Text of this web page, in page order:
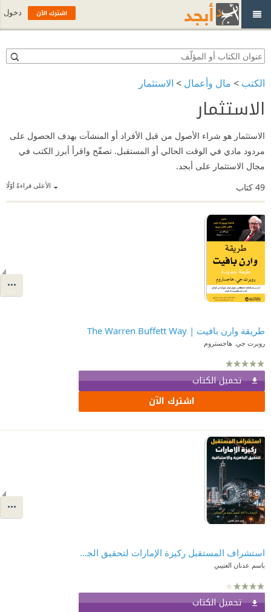
الكتب > مال وأعمال > الاستثمار
الاستثمار
الاستثمار هو شراء الأصول من قبل الأفراد أو المنشآت بهدف الحصول على
مردود مادي في الوقت الحالي أو المستقبل. تصفّح واقرأ أبرز الكتب في
مجال الاستثمار على أبجد.
الأعلى قراءةً أوّلًا 49 كتاب
طريقة وارن بافيت | The Warren Buffett Way
روبرت جي. هاجستروم
تحميل الكتاب
اشترك الآن
استشراف المستقبل ركيزة الإمارات لتحقيق الجاهزية والاستباقية
باسم عدنان العتيبي
تحميل الكتاب
اشترك الآن دخول